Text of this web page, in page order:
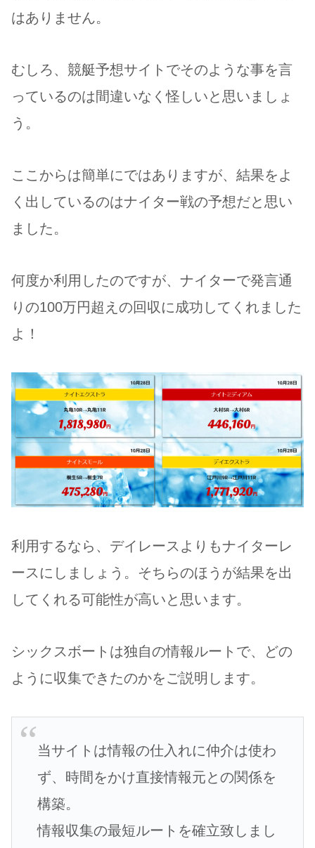
はありません。
むしろ、競艇予想サイトでそのような事を言
っているのは間違いなく怪しいと思いましょ
う。
ここからは簡単にではありますが、結果をよ
く出しているのはナイター戦の予想だと思い
ました。
何度か利用したのですが、ナイターで発言通
りの100万円超えの回収に成功してくれました
よ！
利用するなら、デイレースよりもナイターレ
ースにしましょう。そちらのほうが結果を出
してくれる可能性が高いと思います。
シックスボートは独自の情報ルートで、どの
ように収集できたのかをご説明します。
当サイトは情報の仕入れに仲介は使わ
ず、時間をかけ直接情報元との関係を
構築。
情報収集の最短ルートを確立致しまし